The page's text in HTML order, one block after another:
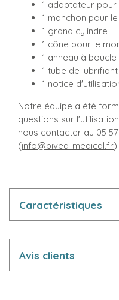
1 adaptateur
1 manchon pour
1 grand cylindre
1 cône pour le
1 anneau à boucle
1 tube de lubrifiant
1 notice
Notre équipe a été
questions sur
nous contacter au 05
(info@bivea-medical.fr).
Caractéristiques
Avis clients